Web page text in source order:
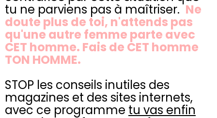
tu ne parviens pas à maîtriser.Ne
doute plus de toi, n'attends pas
qu'une autre femme parte avec
CET homme. Fais de CET homme
TON HOMME.
STOP les conseils inutiles des
magazines et des sites internets,
avec ce programme tu vas enfin